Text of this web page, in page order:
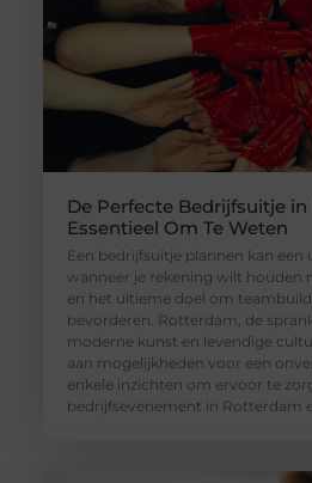
De Perfecte Bedrijfsuitje
Essentieel Om Te Weten
Een bedrijfsuitje plannen kan een
wanneer je rekening wilt houden
en het ultieme doel om
bevorderen. Rotterdam, de
moderne kunst en levendige
aan mogelijkheden voor een
enkele inzichten om ervoor te
bedrijfsevenement in Rotterdam